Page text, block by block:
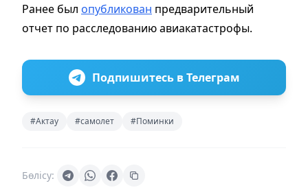
Ранее был опубликован предварительный
отчет по расследованию авиакатастрофы.
Подпишитесь в Телеграм
#Актау #самолет #Поминки
Бөлісу: